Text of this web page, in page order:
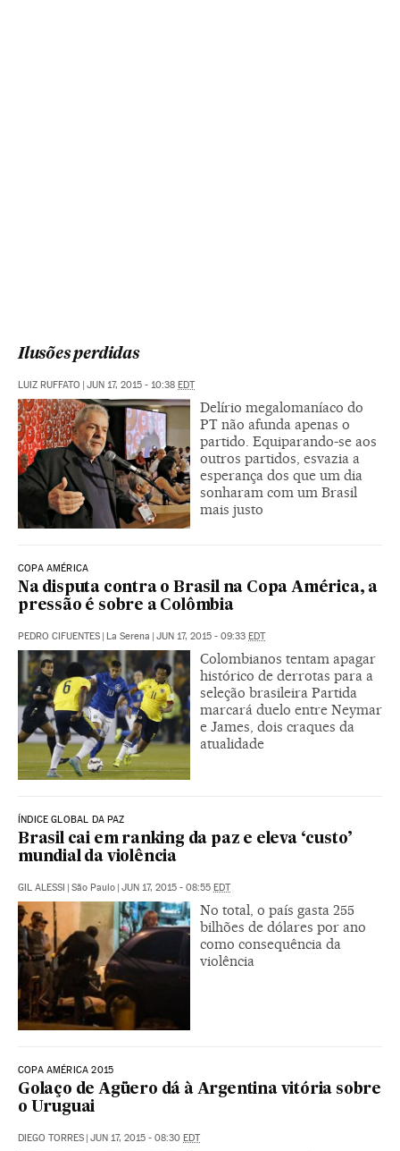
Ilusões perdidas
LUIZ RUFFATO | JUN 17, 2015 - 10:38 EDT
Delírio megalomaníaco do
PT não afunda apenas o
partido. Equiparando-se aos
outros partidos, esvazia a
esperança dos que um dia
sonharam com um Brasil
mais justo
COPA AMÉRICA
Na disputa contra o Brasil na Copa América, a
pressão é sobre a Colômbia
PEDRO CIFUENTES | La Serena | JUN 17, 2015 - 09:33 EDT
Colombianos tentam apagar
histórico de derrotas para a
seleção brasileira Partida
marcará duelo entre Neymar
e James, dois craques da
atualidade
ÍNDICE GLOBAL DA PAZ
Brasil cai em ranking da paz e eleva ‘custo’
mundial da violência
GIL ALESSI | São Paulo | JUN 17, 2015 - 08:55 EDT
No total, o país gasta 255
bilhões de dólares por ano
como consequência da
violência
COPA AMÉRICA 2015
Golaço de Agüero dá à Argentina vitória sobre
o Uruguai
DIEGO TORRES JUN 17, 2015 - 08:30 EDT